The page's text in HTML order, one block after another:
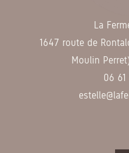
La
1647 route de
Moulin
06